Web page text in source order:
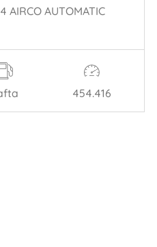
AIRCO AUTOMATIC
454.416